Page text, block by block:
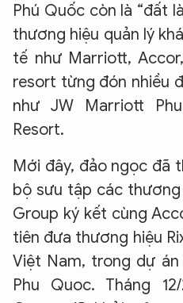
Phú Quốc còn là “đất
thương hiệu quản lý
tế như Marriott,
resort từng đón nhiều
như JW Marriott
Resort.
Mới đây, đảo ngọc đã
bộ sưu tập các thương
Group ký kết cùng
tiên đưa thương hiệu
Việt Nam, trong dự án
Phu Quoc. Tháng